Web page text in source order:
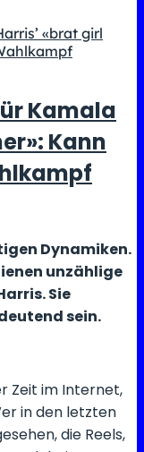
Kamala
Kann
Dynamiken.
unzählige
Sie
sein.
Zeit im Internet,
in den letzten
die Reels,